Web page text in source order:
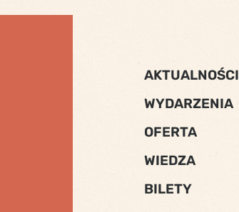
AKTUALNOŚCI
WYDARZENIA
OFERTA
WIEDZA
BILETY